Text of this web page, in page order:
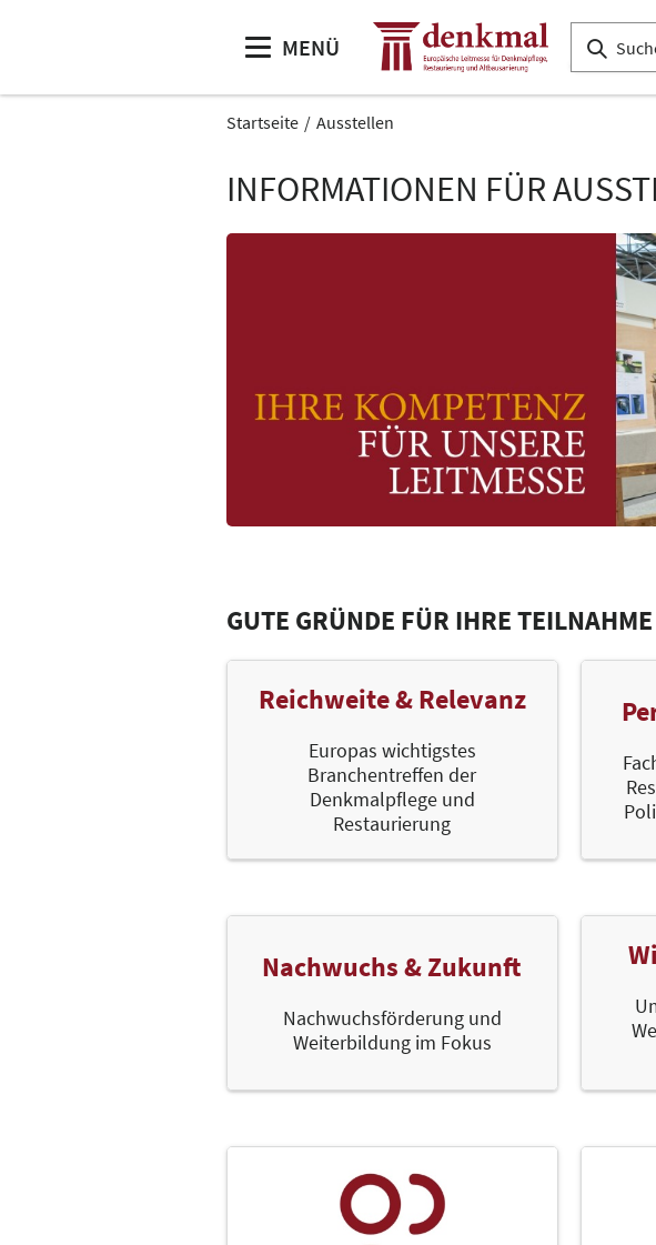
MENÜ
Startseite Ausstellen
INFORMATIONEN FÜR
GUTE GRÜNDE FÜR IHRE
Reichweite & Relevanz
Europas wichtigstes
Branchentreffen der
Denkmalpflege und
Restaurierung
Nachwuchs & Zukunft
Nachwuchsförderung und
Weiterbildung im Fokus